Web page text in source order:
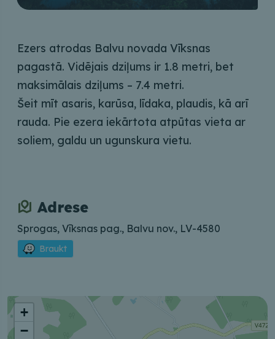
Ezers atrodas Balvu novada Vīksnas
pagastā. Vidējais dziļums ir 1.8 metri, bet
maksimālais dziļums – 7.4 metri.
Šeit mīt asaris, karūsa, līdaka, plaudis, kā arī
rauda. Pie ezera iekārtota atpūtas vieta ar
soliem, galdu un ugunskura vietu.
Adrese
Sprogas, Vīksnas pag., Balvu nov., LV-4580
Braukt
+
−